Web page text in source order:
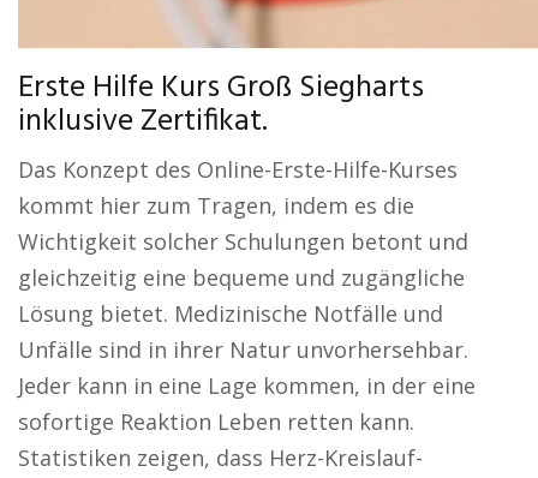
Erste Hilfe Kurs Groß Siegharts
inklusive Zertifikat.
Das Konzept des Online-Erste-Hilfe-Kurses
kommt hier zum Tragen, indem es die
Wichtigkeit solcher Schulungen betont und
gleichzeitig eine bequeme und zugängliche
Lösung bietet. Medizinische Notfälle und
Unfälle sind in ihrer Natur unvorhersehbar.
Jeder kann in eine Lage kommen, in der eine
sofortige Reaktion Leben retten kann.
Statistiken zeigen, dass Herz-Kreislauf-